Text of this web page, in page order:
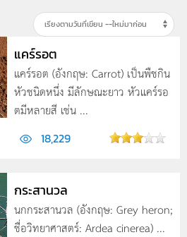
แคร์รอต
แคร์รอต (อังกฤษ: Carrot) เป็นพืชกิน
หัวชนิดหนึ่ง มีลักษณะยาว หัวแคร์รอ
ตมีหลายสี เช่น ...
18,229
กระสานวล
นกกระสานวล (อังกฤษ: Grey heron;
ชื่อวิทยาศาสตร์: Ardea cinerea) ...